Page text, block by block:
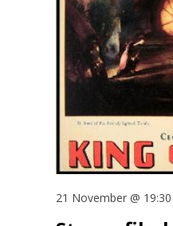
21 November @ 19:30